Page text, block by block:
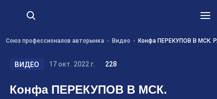
Союз профессионалов авторынка Видео Конфа ПЕРЕКУПОВ В МСК.
ВИДЕО 17 окт. 2022 г. 228
Конфа ПЕРЕКУПОВ В МСК.